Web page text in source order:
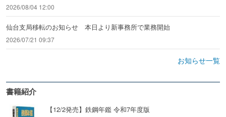
2026/08/04 12:00
仙台支局移転のお知らせ 本日より新事務所で業務開始
2026/07/21 09:37
お知らせ一覧
書籍紹介
【12/2発売】鉄鋼年鑑 令和7年度版